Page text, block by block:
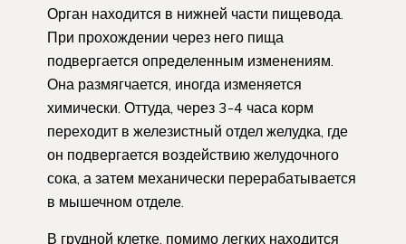
Орган находится в нижней части пищевода.
При прохождении через него пища
подвергается определенным изменениям.
Она размягчается, иногда изменяется
химически. Оттуда, через 3-4 часа корм
переходит в железистный отдел желудка, где
он подвергается воздействию желудочного
сока, а затем механически перерабатывается
в мышечном отделе.
В грудной клетке, помимо легких находится